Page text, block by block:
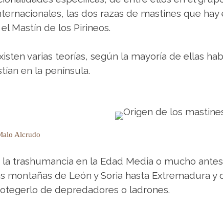
las dos razas de mastines que hay
Mastín de los Pirineos.
varias teorías, según la mayoría de ellas
en la península.
Alcrudo
trashumancia en la Edad Media o mucho
de León y Soria hasta Extremadura y
de depredadores o ladrones.